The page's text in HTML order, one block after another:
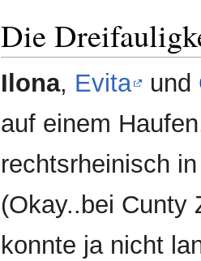
Die
Ilona, Evita und
auf einem
rechtsrheinisch
(Okay..bei Cunty
konnte ja nicht